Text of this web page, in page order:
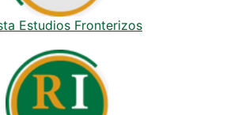
Estudios Fronterizos